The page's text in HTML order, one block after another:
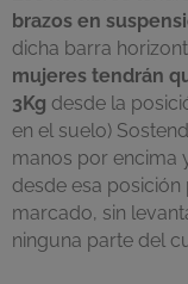
brazos en
dicha barra
mujeres tendrán
3Kg desde la
en el suelo)
manos por encima
desde esa
marcado, sin
ninguna parte del